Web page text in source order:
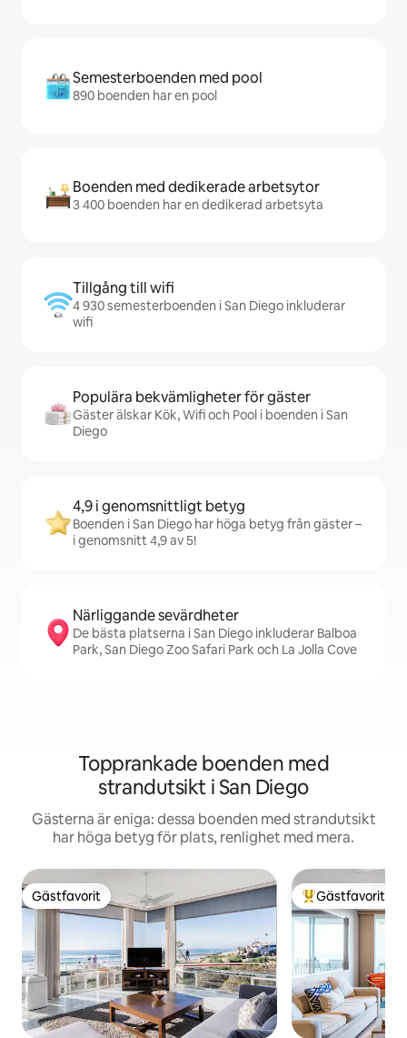
Semesterboenden med pool
890 boenden har en pool
Boenden med dedikerade arbetsytor
3 400 boenden har en dedikerad arbetsyta
Tillgång till wifi
4 930 semesterboenden i San Diego inkluderar
wifi
Populära bekvämligheter för gäster
Gäster älskar Kök, Wifi och Pool i boenden i San
Diego
4,9 i genomsnittligt betyg
Boenden i San Diego har höga betyg från gäster –
i genomsnitt 4,9 av 5!
Närliggande sevärdheter
De bästa platserna i San Diego inkluderar Balboa
Park, San Diego Zoo Safari Park och La Jolla Cove
Topprankade boenden med
strandutsikt i San Diego
Gästerna är eniga: dessa boenden med strandutsikt
har höga betyg för plats, renlighet med mera.
Gästfavorit
Gästfavorit Populär
Gästfavorit